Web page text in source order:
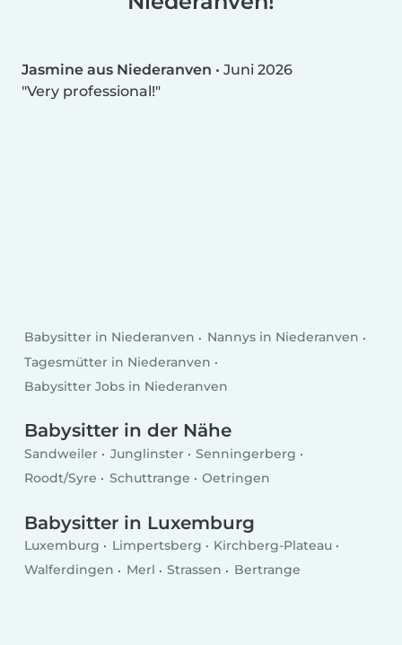
Jasmine aus Niederanven • Juni 2026
Very professional!
Babysitter in Niederanven
Nannys in Niederanven
Tagesmütter in Niederanven
Babysitter Jobs in Niederanven
Babysitter in der Nähe
Sandweiler Junglinster
Senningerberg
Roodt/Syre
Schuttrange Oetringen
Babysitter in Luxemburg
Luxemburg Limpertsberg
Kirchberg-Plateau
Walferdingen
Merl Strassen Bertrange